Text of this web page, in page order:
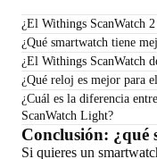
¿El Withings ScanWatch
¿Qué smartwatch tiene
¿El Withings ScanWatch
¿Qué reloj es mejor para
¿Cuál es la diferencia
ScanWatch Light?
Conclusión: ¿qué
Si quieres un